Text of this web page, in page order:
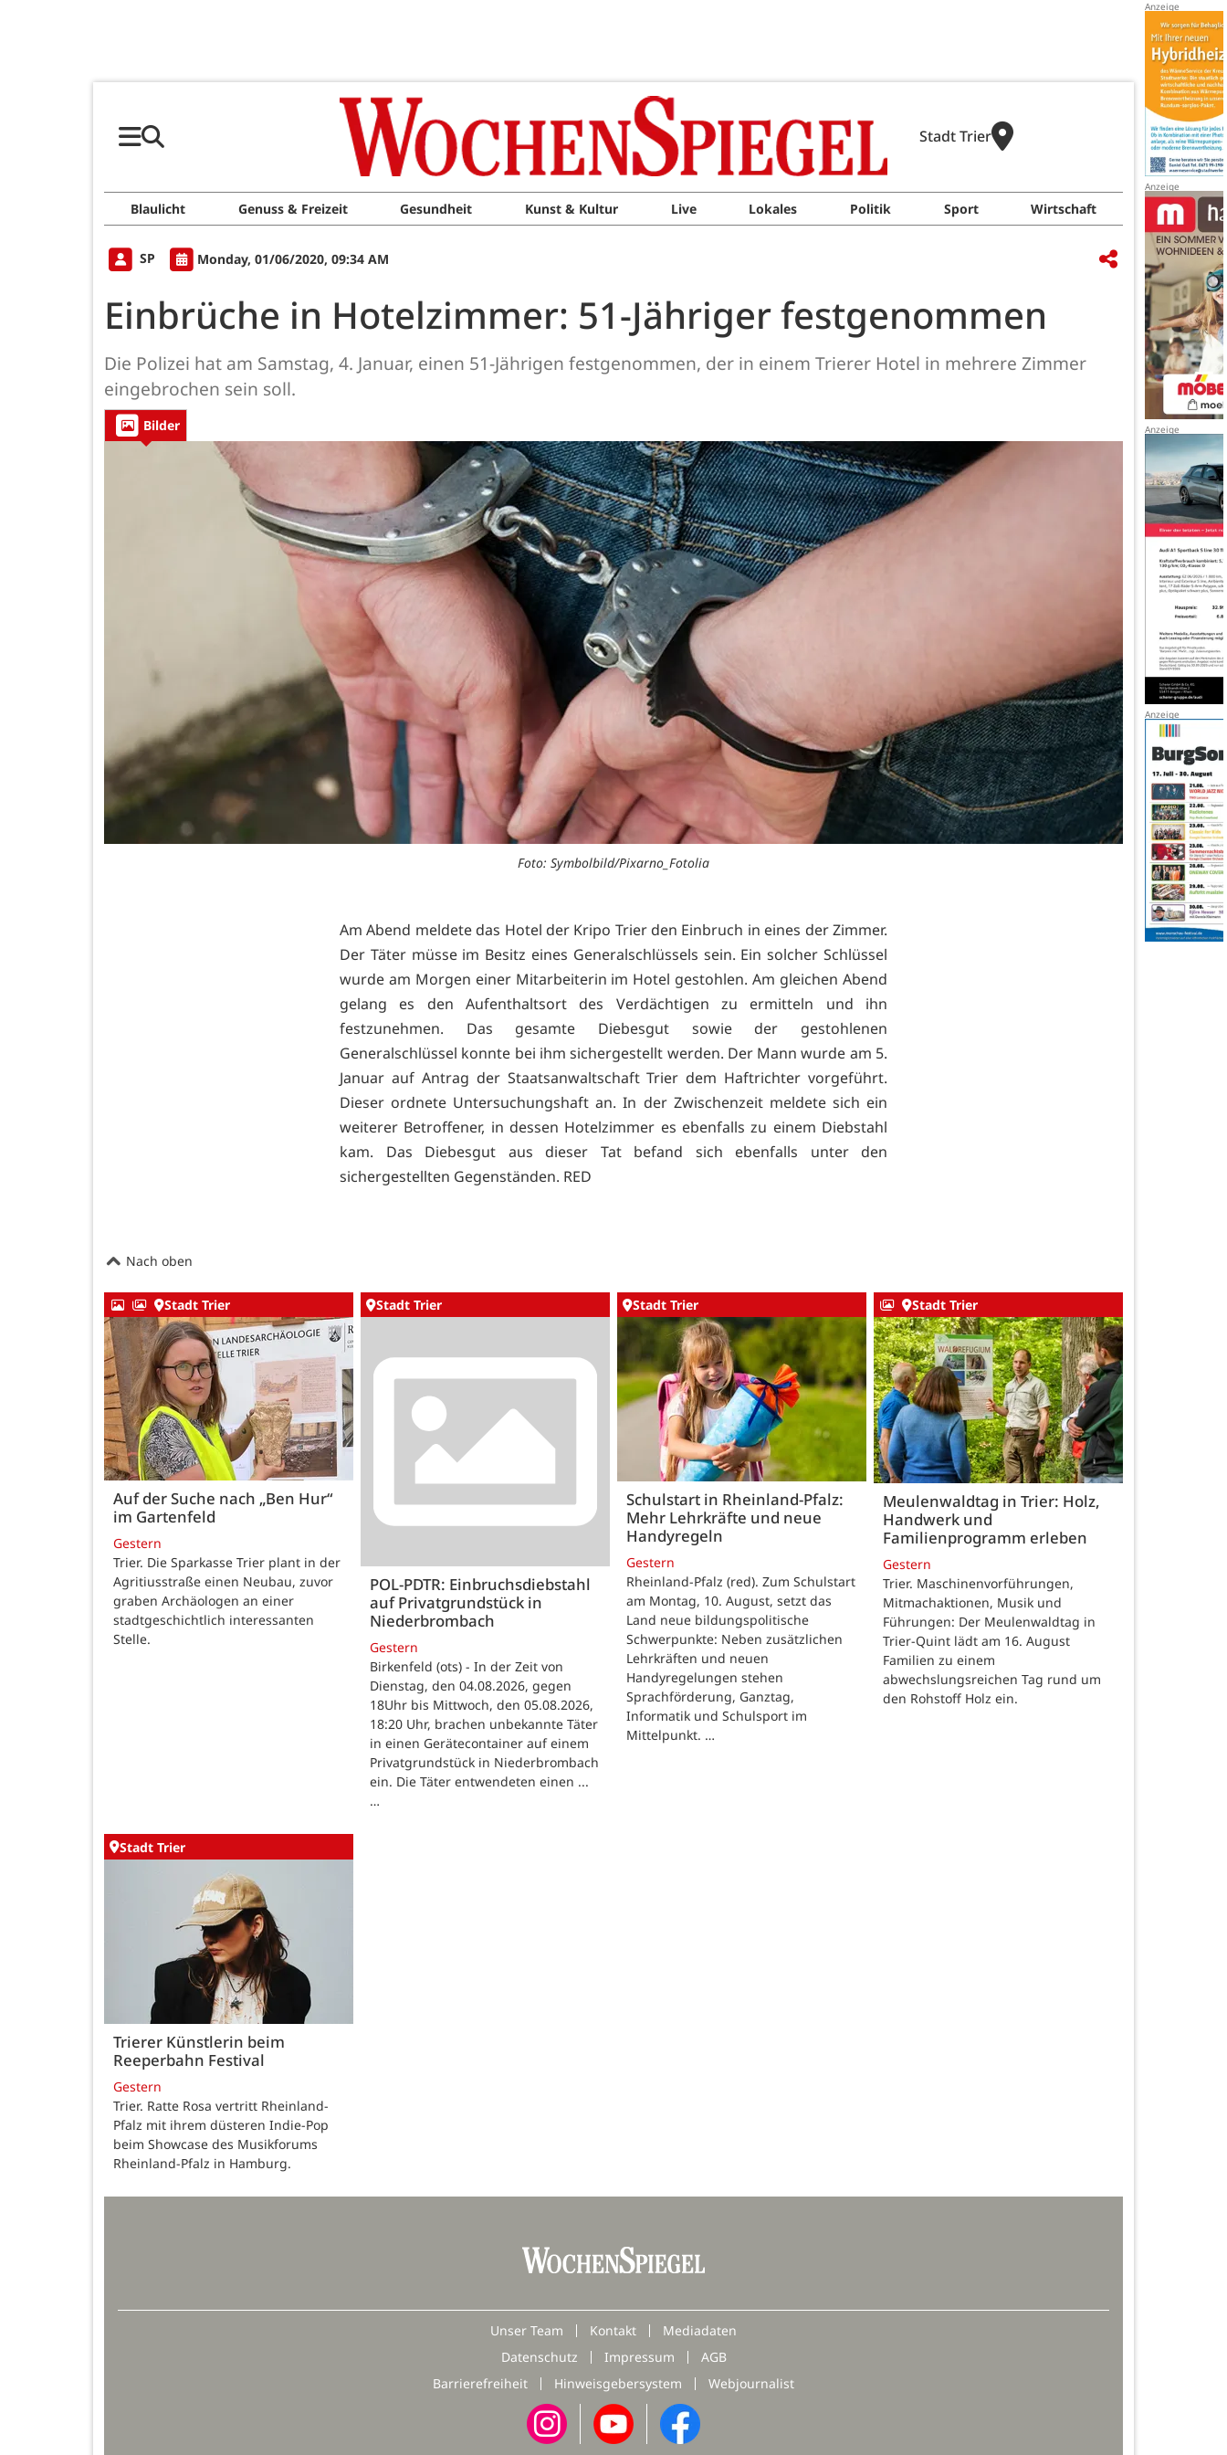
Stadt Trier
Blaulicht Genuss & Freizeit Gesundheit Kunst & Kultur Live Lokales Politik Sport Wirtschaft
SP Monday, 01/06/2020, 09:34 AM
Einbrüche in Hotelzimmer: 51-Jähriger festgenommen
Die Polizei hat am Samstag, 4. Januar, einen 51-Jährigen festgenommen, der in einem Trierer Hotel in mehrere Zimmer
eingebrochen sein soll.
Bilder
Foto: Symbolbild/Pixarno_Fotolia
Am Abend meldete das Hotel der Kripo Trier den Einbruch in eines der Zimmer.
Der Täter müsse im Besitz eines Generalschlüssels sein. Ein solcher Schlüssel
wurde am Morgen einer Mitarbeiterin im Hotel gestohlen. Am gleichen Abend
gelang es den Aufenthaltsort des Verdächtigen zu ermitteln und ihn
festzunehmen. Das gesamte Diebesgut sowie der gestohlenen
Generalschlüssel konnte bei ihm sichergestellt werden. Der Mann wurde am 5.
Januar auf Antrag der Staatsanwaltschaft Trier dem Haftrichter vorgeführt.
Dieser ordnete Untersuchungshaft an. In der Zwischenzeit meldete sich ein
weiterer Betroffener, in dessen Hotelzimmer es ebenfalls zu einem Diebstahl
kam. Das Diebesgut aus dieser Tat befand sich ebenfalls unter den
sichergestellten Gegenständen. RED
Nach oben
Stadt Trier
Auf der Suche nach „Ben Hur“
im Gartenfeld
Gestern
Trier. Die Sparkasse Trier plant in der
Agritiusstraße einen Neubau, zuvor
graben Archäologen an einer
stadtgeschichtlich interessanten
Stelle.
Stadt Trier
POL-PDTR: Einbruchsdiebstahl
auf Privatgrundstück in
Niederbrombach
Gestern
Birkenfeld (ots) - In der Zeit von
Dienstag, den 04.08.2026, gegen
18Uhr bis Mittwoch, den 05.08.2026,
18:20 Uhr, brachen unbekannte Täter
in einen Gerätecontainer auf einem
Privatgrundstück in Niederbrombach
ein. Die Täter entwendeten einen ...
…
Stadt Trier
Schulstart in Rheinland-Pfalz:
Mehr Lehrkräfte und neue
Handyregeln
Gestern
Rheinland-Pfalz (red). Zum Schulstart
am Montag, 10. August, setzt das
Land neue bildungspolitische
Schwerpunkte: Neben zusätzlichen
Lehrkräften und neuen
Handyregelungen stehen
Sprachförderung, Ganztag,
Informatik und Schulsport im
Mittelpunkt. …
Stadt Trier
Meulenwaldtag in Trier: Holz,
Handwerk und
Familienprogramm erleben
Gestern
Trier. Maschinenvorführungen,
Mitmachaktionen, Musik und
Führungen: Der Meulenwaldtag in
Trier-Quint lädt am 16. August
Familien zu einem
abwechslungsreichen Tag rund um
den Rohstoff Holz ein.
Stadt Trier
Trierer Künstlerin beim
Reeperbahn Festival
Gestern
Trier. Ratte Rosa vertritt Rheinland-
Pfalz mit ihrem düsteren Indie-Pop
beim Showcase des Musikforums
Rheinland-Pfalz in Hamburg.
Unser Team Kontakt
Mediadaten
Datenschutz
Impressum
AGB
Barrierefreiheit
Hinweisgebersystem Webjournalist